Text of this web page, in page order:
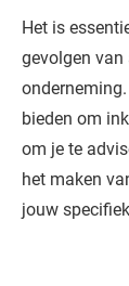
Het is
gevolgen
bieden om
om je te
het maken
jouw